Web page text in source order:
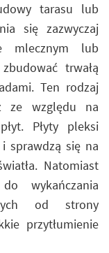
tarasu lub
się zazwyczaj
mlecznym lub
trwałą
Ten rodzaj
ze względu na
Płyty pleksi
sprawdzą się na
Natomiast
wykańczania
od strony
przytłumienie